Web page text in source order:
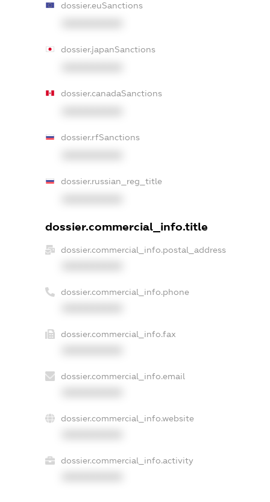
dossier.euSanctions
dossier.japanSanctions
dossier.canadaSanctions
dossier.rfSanctions
dossier.russian_reg_title
dossier.commercial_info.title
dossier.commercial_info.postal_address
dossier.commercial_info.phone
dossier.commercial_info.fax
dossier.commercial_info.email
dossier.commercial_info.website
dossier.commercial_info.activity